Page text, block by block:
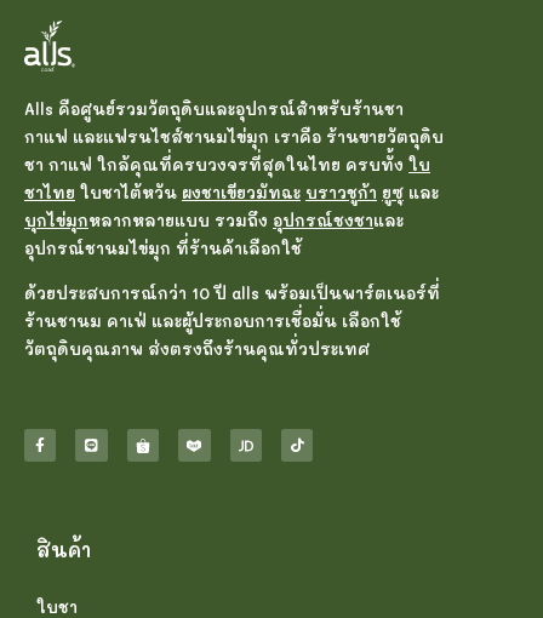
Alls คือศูนย์รวมวัตถุดิบและอุปกรณ์สำหรับร้านชา
กาแฟ และแฟรนไชส์ชานมไข่มุก เราคือ ร้านขายวัตถุดิบ
ชา กาแฟ ใกล้คุณที่ครบวงจรที่สุดในไทย ครบทั้ง ใบ
ชาไทย ใบชาไต้หวัน ผงชาเขียวมัทฉะ บราวชูก้า ยูซุ และ
บุกไข่มุกหลากหลายแบบ รวมถึง อุปกรณ์ชงชาและ
อุปกรณ์ชานมไข่มุก ที่ร้านค้าเลือกใช้
ด้วยประสบการณ์กว่า 10 ปี alls พร้อมเป็นพาร์ตเนอร์ที่
ร้านชานม คาเฟ่ และผู้ประกอบการเชื่อมั่น เลือกใช้
วัตถุดิบคุณภาพ ส่งตรงถึงร้านคุณทั่วประเทศ
สินค้า
ใบชา